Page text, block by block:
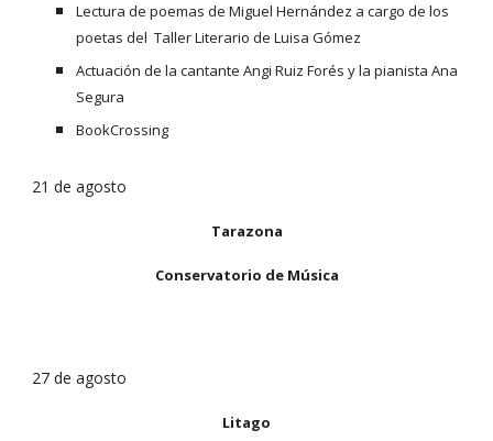
Lectura de poemas de Miguel Hernández a cargo de los
poetas del  Taller Literario de Luisa Gómez
Actuación de la cantante Angi Ruiz Forés y la pianista Ana
Segura
BookCrossing
21 de agosto
Tarazona
Conservatorio de Música
27 de agosto
Litago